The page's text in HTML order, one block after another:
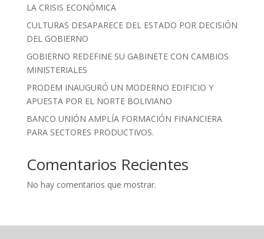
LA CRISIS ECONÓMICA
CULTURAS DESAPARECE DEL ESTADO POR DECISIÓN
DEL GOBIERNO
GOBIERNO REDEFINE SU GABINETE CON CAMBIOS
MINISTERIALES
PRODEM INAUGURÓ UN MODERNO EDIFICIO Y
APUESTA POR EL NORTE BOLIVIANO
BANCO UNIÓN AMPLÍA FORMACIÓN FINANCIERA
PARA SECTORES PRODUCTIVOS.
Comentarios Recientes
No hay comentarios que mostrar.